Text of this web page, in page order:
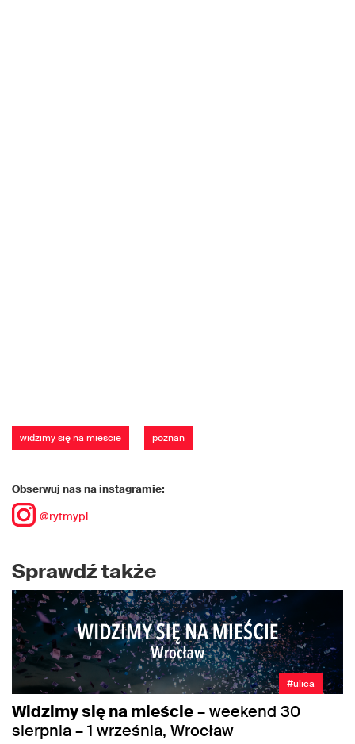
widzimy się na mieście poznań
Obserwuj nas na instagramie:
@rytmypl
Sprawdź także
#ulica
Widzimy się na mieście– weekend 30
sierpnia – 1 września, Wrocław